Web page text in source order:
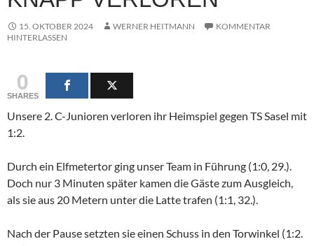
15. OKTOBER 2024 WERNER HEITMANN
KOMMENTAR
HINTERLASSEN
0
SHARES
Unsere 2. C-Junioren verloren ihr Heimspiel gegen TS Sasel mit
1:2.
Durch ein Elfmetertor ging unser Team in Führung (1:0, 29.).
Doch nur 3 Minuten später kamen die Gäste zum Ausgleich,
als sie aus 20 Metern unter die Latte trafen (1:1, 32.).
Nach der Pause setzten sie einen Schuss in den Torwinkel (1:2.